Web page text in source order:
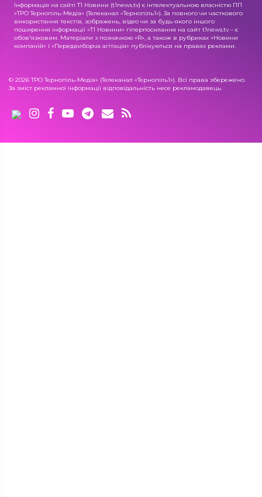
Інформація на сайті Т1 Новини (t1news.tv) є інтелектуальною власністю ПП
«ТРО Тернопіль-Медіа» (Телеканал «Тернопіль1»). За повного чи часткового
використання текстів, зображень, відео чи за будь-якого іншого
поширення інформації «Т1 Новини» гіперпосилання на сайт t1news.tv – є
обов'язковим. Матеріали з позначкою «R», а також в рубриках «Новини
компаній» і «Передвиборча агітація» публікуються на правах реклами.
© 2026 ТРО Тернопіль-Медіа» (Телеканал «Тернопіль1»). Всі права збережено.
За зміст рекламної інформації відповідальність несе рекламодавець.